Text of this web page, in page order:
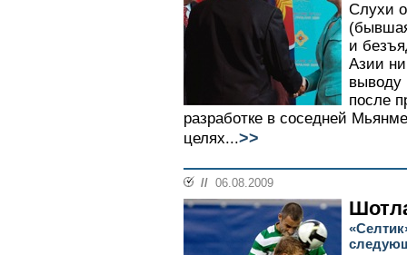
Слухи
и
Азии
выводу
после
разработке в соседней
целях...>>
// 06.08.2009